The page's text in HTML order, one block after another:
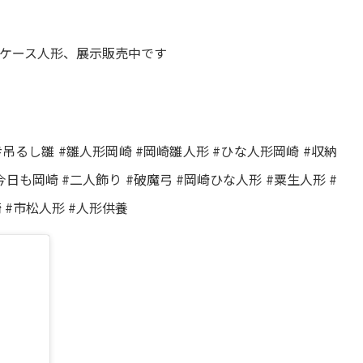
ース人形、展示販売中です
るし雛 #雛人形岡崎 #岡崎雛人形 #ひな人形岡崎 #収納
も岡崎 #二人飾り #破魔弓 #岡崎ひな人形 #粟生人形 #
市松人形 #人形供養